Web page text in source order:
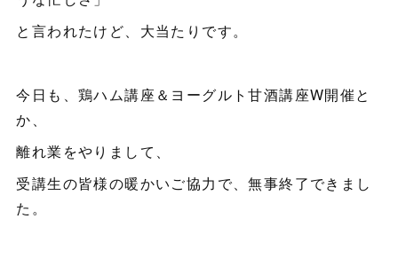
と言われたけど、大当たりです。
今日も、鶏ハム講座＆ヨーグルト甘酒講座W開催と
か、
離れ業をやりまして、
受講生の皆様の暖かいご協力で、無事終了できまし
た。